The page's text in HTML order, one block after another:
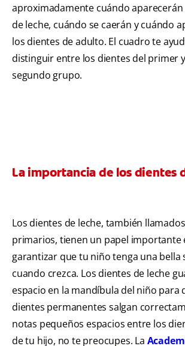
aproximadamente cuándo aparecerán
de leche, cuándo se caerán y cuándo
los dientes de adulto. El cuadro te
distinguir entre los dientes del primer
segundo grupo.
La importancia de los dientes
Los dientes de leche, también
primarios, tienen un papel importante
garantizar que tu niño tenga una bella
cuando crezca. Los dientes de leche
espacio en la mandíbula del niño para
dientes permanentes salgan
notas pequeños espacios entre los
de tu hijo, no te preocupes. La